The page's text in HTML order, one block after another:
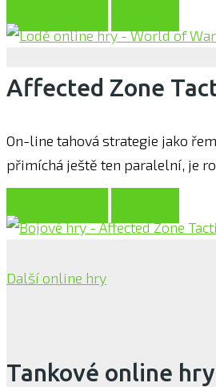
Affected Zone
On-line tahová strategie jako
přimíchá ještě ten paralelní, je
Další online hry
Tankové online hry